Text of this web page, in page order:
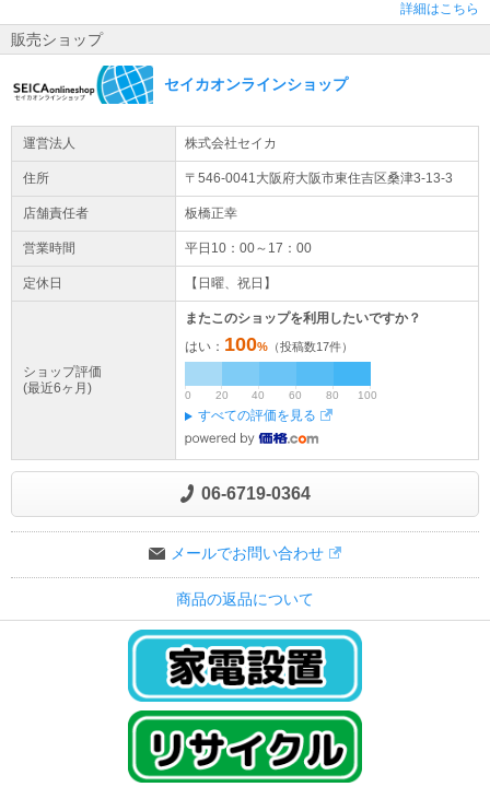
詳細はこちら
販売ショップ
セイカオンラインショップ
運営法人 株式会社セイカ
住所 〒546-0041大阪府大阪市東住吉区桑津3-13-3
店舗責任者 板橋正幸
営業時間 平日10：00～17：00
定休日 【日曜、祝日】
ショップ評価
(最近6ヶ月)
またこのショップを利用したいですか？
はい： 100% （投稿数17件）
0 20 40 60 80 100
すべての評価を見る
06-6719-0364
メールでお問い合わせ
商品の返品について